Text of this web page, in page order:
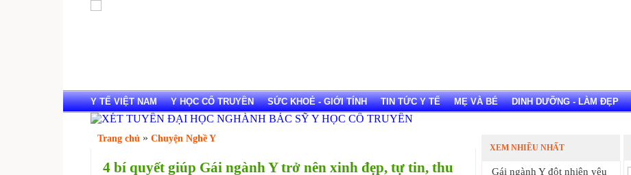
Y TẾ VIỆT NAM Y HỌC CỔ TRUYỀN SỨC KHOẺ - GIỚI TÍNH TIN TỨC Y TẾ MẸ VÀ BÉ DINH DƯỠNG - LÀM ĐẸP
Trang chủ » Chuyện Nghề Y
4 bí quyết giúp Gái ngành Y trở nên xinh đẹp, tự tin, thu
XEM NHIỀU NHẤT
Gái ngành Y đột nhiên yêu